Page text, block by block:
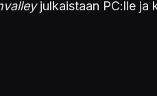
julkaistaan PC:lle ja